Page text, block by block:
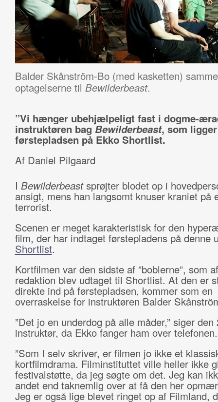
Balder Skånström-Bo (med kasketten)
optagelserne til Bewilderbeast.
”Vi hænger ubehjælpeligt fast i dogme-
instruktøren bagBewilderbeast, som
førstepladsen på Ekko Shortlist.
Af Daniel Pilgaard
I Bewilderbeast sprøjter blodet op i
ansigt, mens han langsomt knuser kraniet på
terrorist.
Scenen er meget karakteristisk for den
film, der har indtaget førstepladens på denne
Shortlist.
Kortfilmen var den sidste af ”boblerne”, som
redaktion blev udtaget til Shortlist. At den er
direkte ind på førstepladsen, kommer som en
overraskelse for instruktøren Balder
”Det jo en underdog på alle måder,” siger den
instruktør, da Ekko fanger ham over telefonen.
”Som I selv skriver, er filmen jo ikke et
kortfilmdrama. Filminstituttet ville heller ikke
festivalstøtte, da jeg søgte om det. Jeg kan
andet end taknemlig over at få den her
Jeg er også lige blevet ringet op af Filmland,